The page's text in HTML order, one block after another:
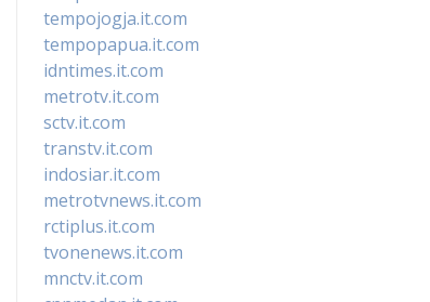
tempojogja.it.com
tempopapua.it.com
idntimes.it.com
metrotv.it.com
sctv.it.com
transtv.it.com
indosiar.it.com
metrotvnews.it.com
rctiplus.it.com
tvonenews.it.com
mnctv.it.com